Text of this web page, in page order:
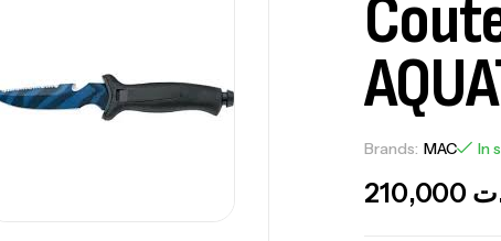
Brands: MAC In
210,000